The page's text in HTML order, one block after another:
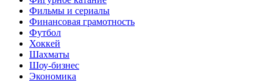
Фильмы и сериалы
Финансовая грамотность
Футбол
Хоккей
Шахматы
Шоу-бизнес
Экономика